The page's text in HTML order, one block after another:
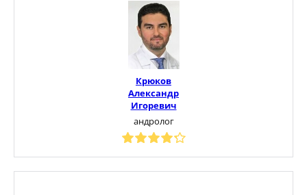
Крюков
Александр
Игоревич
андролог